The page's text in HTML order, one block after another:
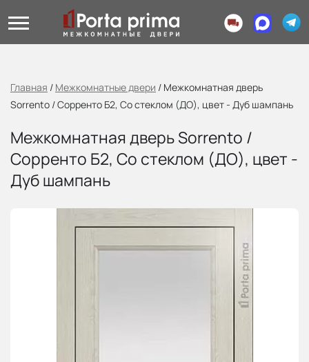
Главная / Межкомнатные двери / Межкомнатная дверь
Sorrento / Сорренто Б2, Со стеклом (ДО), цвет - Дуб шампань
Межкомнатная дверь Sorrento /
Сорренто Б2, Со стеклом (ДО), цвет -
Дуб шампань